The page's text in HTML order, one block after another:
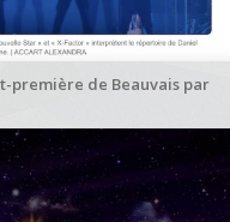
première de Beauvais par